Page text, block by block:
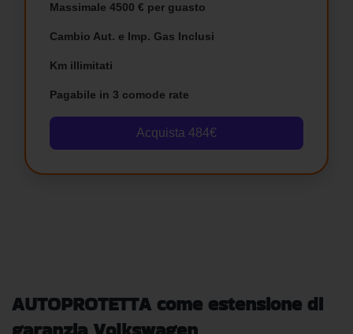
Massimale 4500 € per guasto
Cambio Aut. e Imp. Gas Inclusi
Km illimitati
Pagabile in 3 comode rate
Acquista 484€
AUTOPROTETTA come estensione di